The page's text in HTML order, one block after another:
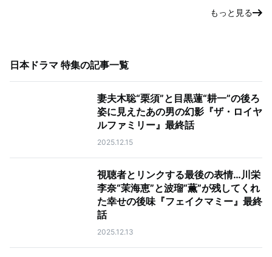
もっと見る
日本ドラマ 特集の記事一覧
妻夫木聡“栗須”と目黒蓮“耕一”の後ろ
姿に見えたあの男の幻影『ザ・ロイヤ
ルファミリー』最終話
2025.12.15
視聴者とリンクする最後の表情…川栄
李奈“茉海恵”と波瑠“薫”が残してくれ
た幸せの後味『フェイクマミー』最終
話
2025.12.13